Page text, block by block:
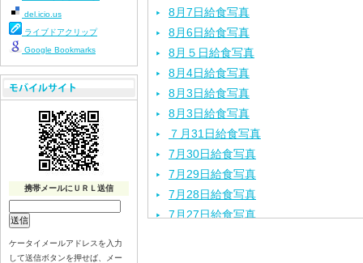
8月7日給食写真
8月6日給食写真
8月５日給食写真
8月4日給食写真
8月3日給食写真
8月3日給食写真
７月31日給食写真
7月30日給食写真
7月29日給食写真
7月28日給食写真
7月27日給食写真
del.icio.us
ライブドアクリップ
Google Bookmarks
携帯メールにＵＲＬ送信
ケータイメールアドレスを入力
して送信ボタンを押せば、メー